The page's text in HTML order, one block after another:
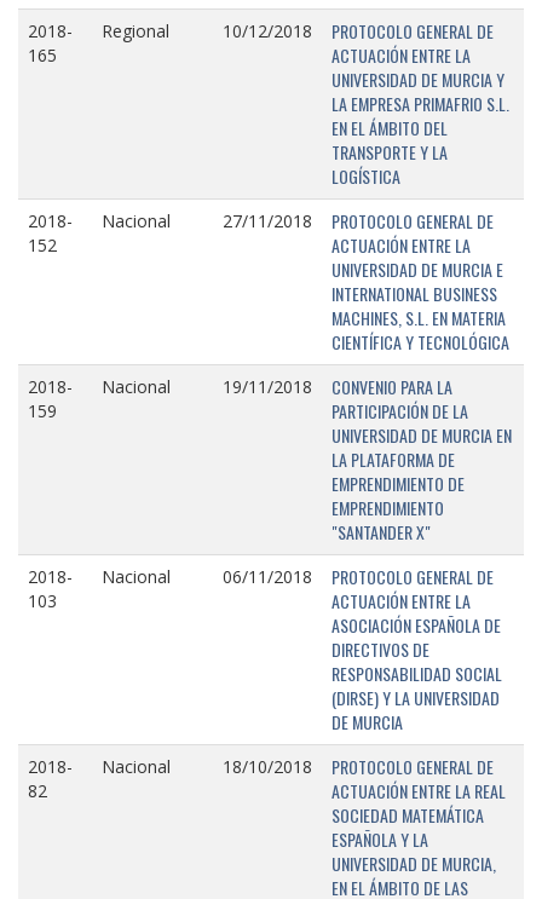
2018-
165
Regional 10/12/2018
PROTOCOLO GENERAL DE
ACTUACIÓN ENTRE LA
UNIVERSIDAD DE MURCIA Y
LA EMPRESA PRIMAFRIO S.L.
EN EL ÁMBITO DEL
TRANSPORTE Y LA
LOGÍSTICA
2018-
152
Nacional 27/11/2018
PROTOCOLO GENERAL DE
ACTUACIÓN ENTRE LA
UNIVERSIDAD DE MURCIA E
INTERNATIONAL BUSINESS
MACHINES, S.L. EN MATERIA
CIENTÍFICA Y TECNOLÓGICA
2018-
159
Nacional 19/11/2018
CONVENIO PARA LA
PARTICIPACIÓN DE LA
UNIVERSIDAD DE MURCIA EN
LA PLATAFORMA DE
EMPRENDIMIENTO DE
EMPRENDIMIENTO
"SANTANDER X"
2018-
103
Nacional 06/11/2018
PROTOCOLO GENERAL DE
ACTUACIÓN ENTRE LA
ASOCIACIÓN ESPAÑOLA DE
DIRECTIVOS DE
RESPONSABILIDAD SOCIAL
(DIRSE) Y LA UNIVERSIDAD
DE MURCIA
2018-
82
Nacional 18/10/2018
PROTOCOLO GENERAL DE
ACTUACIÓN ENTRE LA REAL
SOCIEDAD MATEMÁTICA
ESPAÑOLA Y LA
UNIVERSIDAD DE MURCIA,
EN EL ÁMBITO DE LAS